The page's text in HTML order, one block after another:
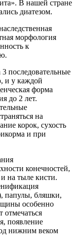
В нашей стране
диатезом.
морфология
к
последовательные
и у каждой
форма
до 2 лет.
на
корок, сухость
и при
конечностей,
на тыле кисти.
папулы, бляшки,
особенно
появление
нижним веком